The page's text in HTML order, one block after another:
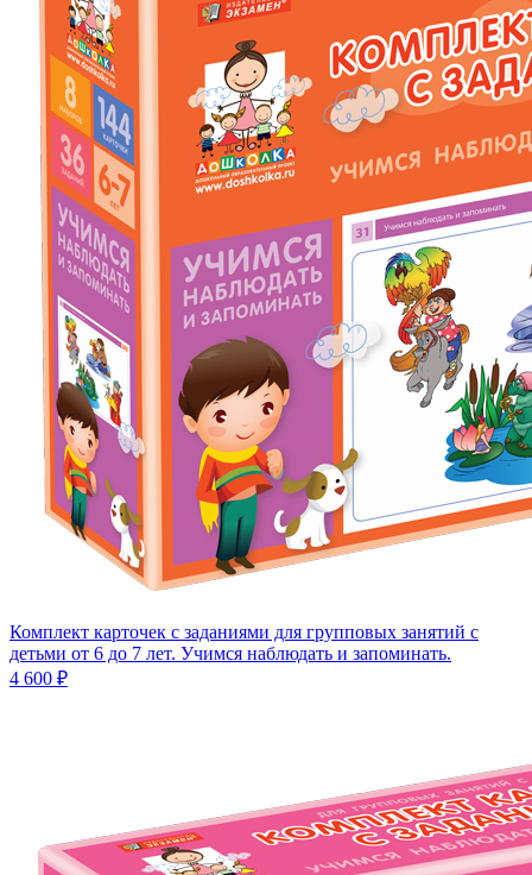
Комплект карточек с заданиями для групповых занятий с
детьми от 6 до 7 лет. Учимся наблюдать и запоминать.
4 600 ₽